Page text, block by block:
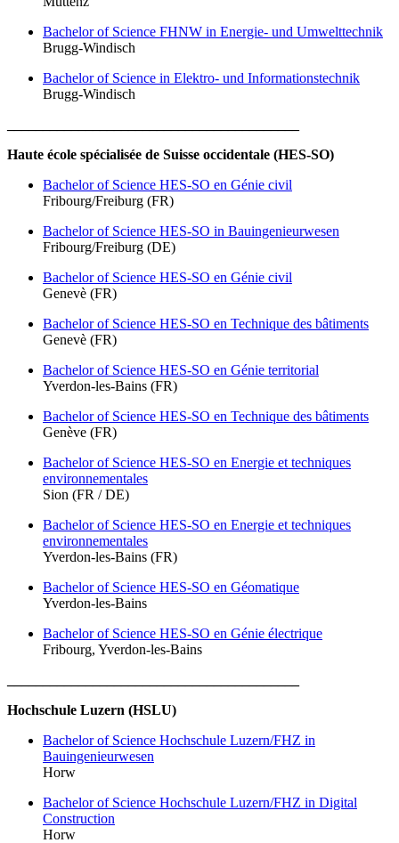
Bachelor of Science FHNW in Energie- und Umwelttechnik
Brugg-Windisch
Bachelor of Science in Elektro- und Informationstechnik
Brugg-Windisch
Haute école spécialisée de Suisse occidentale (HES-SO)
Bachelor of Science HES⁠-⁠SO en Génie civil
Fribourg/Freiburg (FR)
Bachelor of Science HES-SO in Bauingenieurwesen
Fribourg/Freiburg (DE)
Bachelor of Science HES⁠-⁠SO en Génie civil
Genevè (FR)
Bachelor of Science HES⁠-⁠SO en Technique des bâtiments
Genevè (FR)
Bachelor of Science HES⁠-⁠SO en Génie territorial
Yverdon-les-Bains (FR)
Bachelor of Science HES⁠-⁠SO en Technique des bâtiments
Genève (FR)
Bachelor of Science HES⁠-⁠SO en Energie et techniques
environnementales
Sion (FR / DE)
Bachelor of Science HES⁠-⁠SO en Energie et techniques
environnementales
Yverdon-les-Bains (FR)
Bachelor of Science HES-SO en Géomatique
Yverdon-les-Bains
Bachelor of Science HES-SO en Génie électrique
Fribourg, Yverdon-les-Bains
Hochschule Luzern (HSLU)
Bachelor of Science Hochschule Luzern/FHZ in
Bauingenieurwesen
Horw
Bachelor of Science Hochschule Luzern/FHZ in Digital
Construction
Horw